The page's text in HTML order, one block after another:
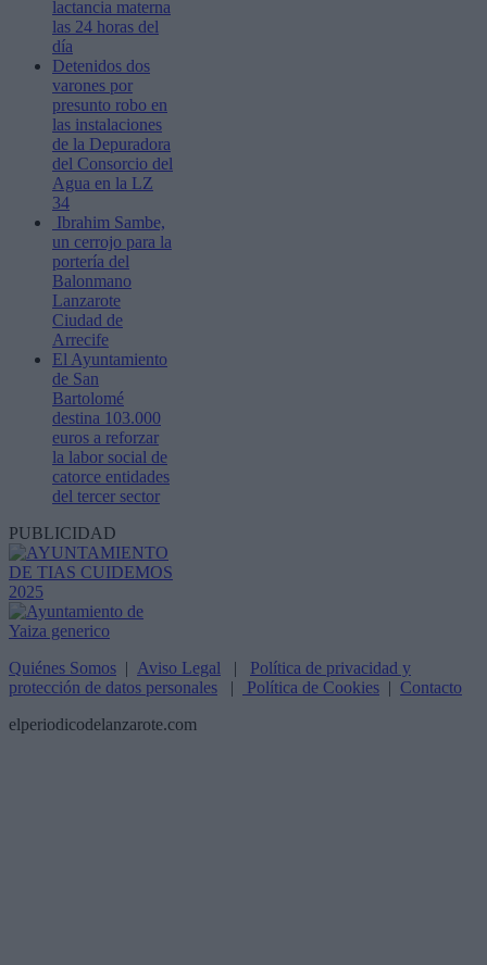
lactancia materna
las 24 horas del
día
Detenidos dos
varones por
presunto robo en
las instalaciones
de la Depuradora
del Consorcio del
Agua en la LZ
34
Ibrahim Sambe,
un cerrojo para la
portería del
Balonmano
Lanzarote
Ciudad de
Arrecife
El Ayuntamiento
de San
Bartolomé
destina 103.000
euros a reforzar
la labor social de
catorce entidades
del tercer sector
PUBLICIDAD
Quiénes Somos | Aviso Legal | Política de privacidad y
protección de datos personales | Política de Cookies | Contacto
elperiodicodelanzarote.com